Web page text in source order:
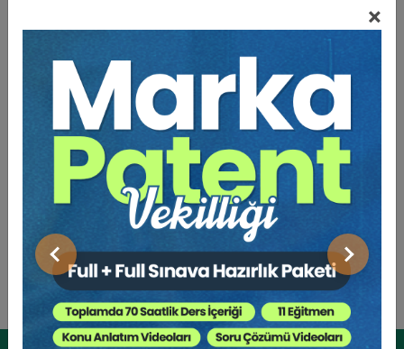
×
Önceki Sonraki
Fikri Mülkiyet Hukuku - IV. Ticaret Hukuku
Kongresi - XI. Oturum
360 TL Sepete Ekle
Eğitmen Hakkında
Sosyal Medya